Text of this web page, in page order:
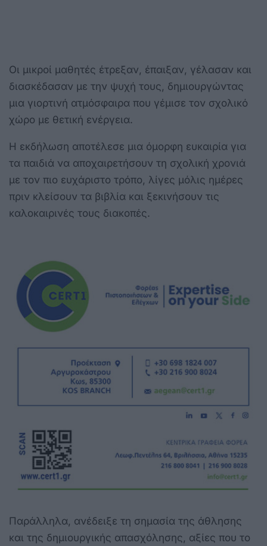
Οι μικροί μαθητές έτρεξαν, έπαιξαν, γέλασαν και
διασκέδασαν με την ψυχή τους, δημιουργώντας
μια γιορτινή ατμόσφαιρα που γέμισε τον σχολικό
χώρο με θετική ενέργεια.
Η εκδήλωση αποτέλεσε μια όμορφη ευκαιρία για
τα παιδιά να αποχαιρετήσουν τη σχολική χρονιά
με τον πιο ευχάριστο τρόπο, λίγες μόλις ημέρες
πριν κλείσουν τα βιβλία και ξεκινήσουν τις
καλοκαιρινές τους διακοπές.
Παράλληλα, ανέδειξε τη σημασία της άθλησης
και της δημιουργικής απασχόλησης, αξίες που το